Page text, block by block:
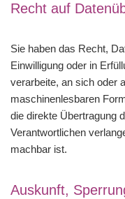
Recht auf
Sie haben das Recht,
Einwilligung oder in
verarbeite, an sich oder
maschinenlesbaren
die direkte Übertragung
Verantwortlichen
machbar ist.
Auskunft,